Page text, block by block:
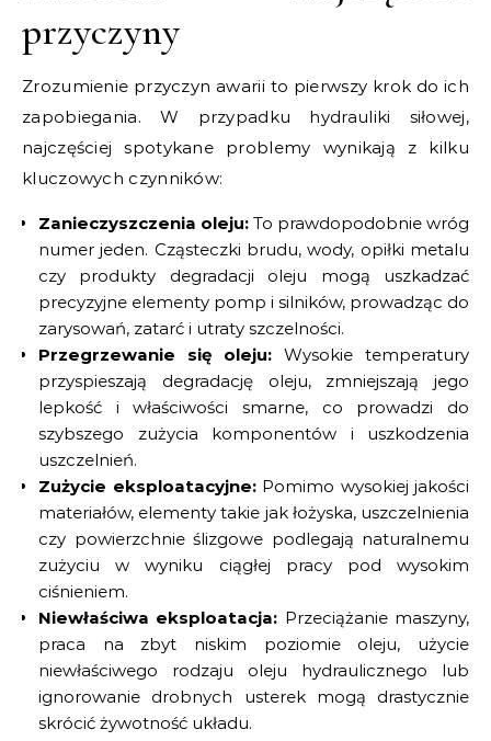
przyczyny
Zrozumienie przyczyn awarii to pierwszy krok do ich
zapobiegania. W przypadku hydrauliki siłowej,
najczęściej spotykane problemy wynikają z kilku
kluczowych czynników:
Zanieczyszczenia oleju: To prawdopodobnie wróg
numer jeden. Cząsteczki brudu, wody, opiłki metalu
czy produkty degradacji oleju mogą uszkadzać
precyzyjne elementy pomp i silników, prowadząc do
zarysowań, zatarć i utraty szczelności.
Przegrzewanie się oleju: Wysokie temperatury
przyspieszają degradację oleju, zmniejszają jego
lepkość i właściwości smarne, co prowadzi do
szybszego zużycia komponentów i uszkodzenia
uszczelnień.
Zużycie eksploatacyjne:Pomimo wysokiej jakości
materiałów, elementy takie jak łożyska, uszczelnienia
czy powierzchnie ślizgowe podlegają naturalnemu
zużyciu w wyniku ciągłej pracy pod wysokim
ciśnieniem.
Niewłaściwa eksploatacja: Przeciążanie maszyny,
praca na zbyt niskim poziomie oleju, użycie
niewłaściwego rodzaju oleju hydraulicznego lub
ignorowanie drobnych usterek mogą drastycznie
skrócić żywotność układu.